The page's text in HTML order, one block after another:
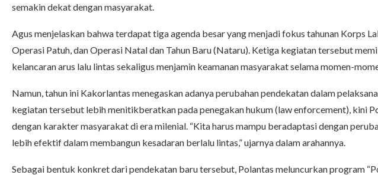
semakin dekat dengan masyarakat.
Agus menjelaskan bahwa terdapat tiga agenda besar yang menjadi fokus tahunan Korps
Operasi Patuh, dan Operasi Natal dan Tahun Baru (Nataru). Ketiga kegiatan tersebut
kelancaran arus lalu lintas sekaligus menjamin keamanan masyarakat selama momen-
Namun, tahun ini Kakorlantas menegaskan adanya perubahan pendekatan dalam
kegiatan tersebut lebih menitikberatkan pada penegakan hukum (law enforcement), kini
dengan karakter masyarakat di era milenial. “Kita harus mampu beradaptasi dengan
lebih efektif dalam membangun kesadaran berlalu lintas,” ujarnya dalam arahannya.
Sebagai bentuk konkret dari pendekatan baru tersebut, Polantas meluncurkan program